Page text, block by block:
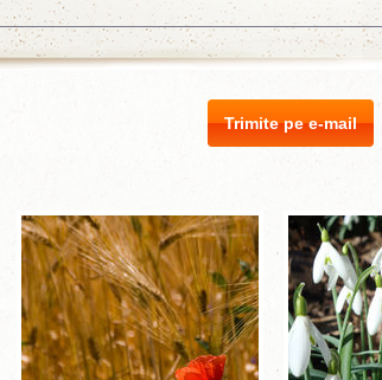
Trimite pe e-mail